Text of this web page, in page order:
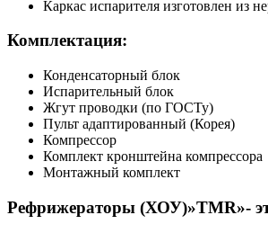
Каркас испарителя изготовлен из
Комплектация:
Конденсаторный блок
Испарительный блок
Жгут проводки (по ГОСТу)
Пульт адаптированный (Корея)
Компрессор
Комплект кронштейна компрессора
Монтажный комплект
Рефрижераторы (ХОУ)»TMR»-